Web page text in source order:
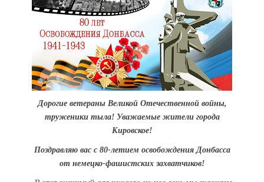
Дорогие ветераны Великой Отечественной войны,
труженики тыла! Уважаемые жители города
Кировское!
Поздравляю вас с 80-летием освобождения Донбасса
от немецко-фашистских захватчиков!